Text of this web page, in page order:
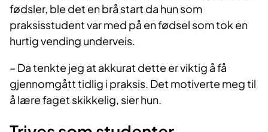
fødsler, ble det en brå start da hun som
praksisstudent var med på en fødsel som tok en
hurtig vending underveis.
– Da tenkte jeg at akkurat dette er viktig å få
gjennomgått tidlig i praksis. Det motiverte meg til
å lære faget skikkelig, sier hun.